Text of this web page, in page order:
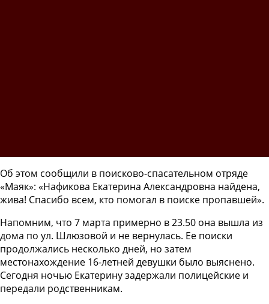
Об этом сообщили в поисково-спасательном отряде
«Маяк»: «Нафикова Екатерина Александровна найдена,
жива! Спасибо всем, кто помогал в поиске пропавшей».
Напомним, что 7 марта примерно в 23.50 она вышла из
дома по ул. Шлюзовой и не вернулась. Ее поиски
продолжались несколько дней, но затем
местонахождение 16-летней девушки было выяснено.
Сегодня ночью Екатерину задержали полицейские и
передали родственникам.